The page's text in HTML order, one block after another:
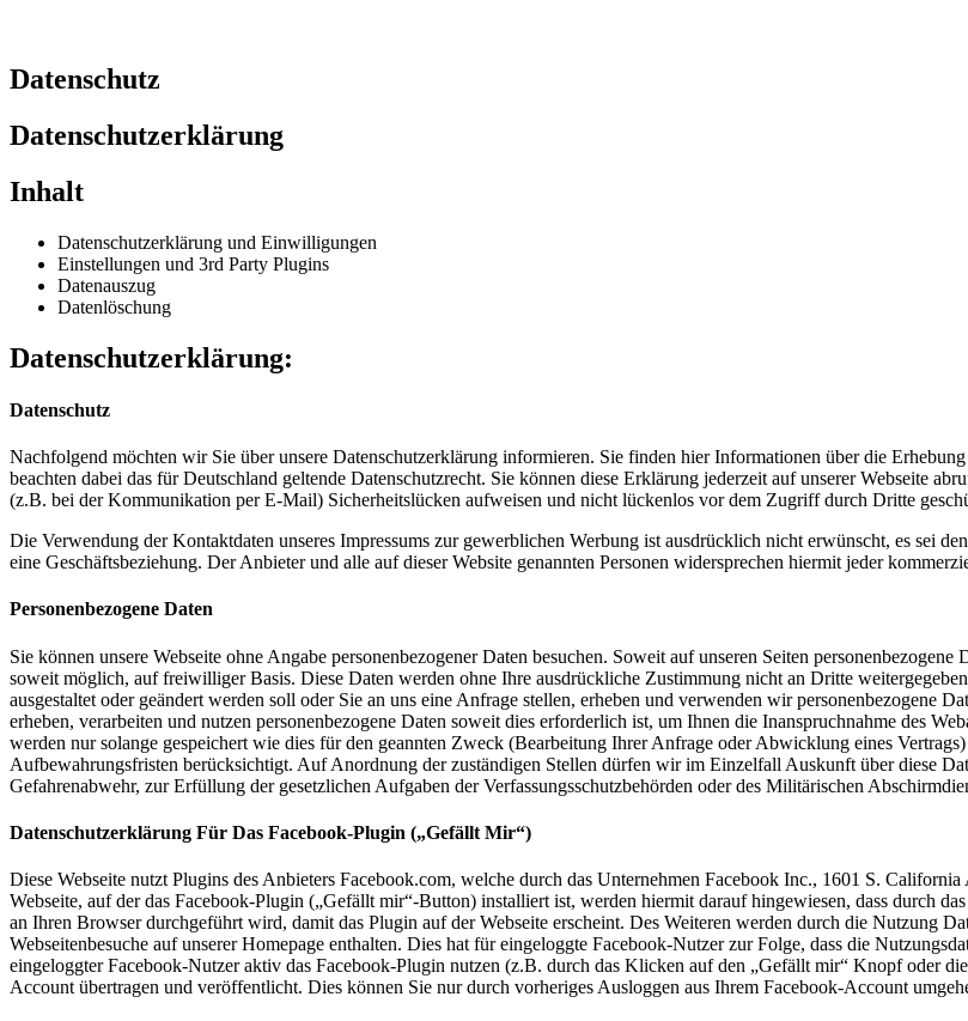
Datenschutz
Datenschutzerklärung
Inhalt
Datenschutzerklärung und Einwilligungen
Einstellungen und 3rd Party Plugins
Datenauszug
Datenlöschung
Datenschutzerklärung:
Datenschutz
Nachfolgend möchten wir Sie über unsere Datenschutzerklärung informieren. Sie finden hier Informationen über die
beachten dabei das für Deutschland geltende Datenschutzrecht. Sie können diese Erklärung jederzeit auf unserer Webseite
(z.B. bei der Kommunikation per E-Mail) Sicherheitslücken aufweisen und nicht lückenlos vor dem Zugriff durch Dritte
Die Verwendung der Kontaktdaten unseres Impressums zur gewerblichen Werbung ist ausdrücklich nicht erwünscht, es sei
eine Geschäftsbeziehung. Der Anbieter und alle auf dieser Website genannten Personen widersprechen hiermit jeder
Personenbezogene Daten
Sie können unsere Webseite ohne Angabe personenbezogener Daten besuchen. Soweit auf unseren Seiten
soweit möglich, auf freiwilliger Basis. Diese Daten werden ohne Ihre ausdrückliche Zustimmung nicht an Dritte
ausgestaltet oder geändert werden soll oder Sie an uns eine Anfrage stellen, erheben und verwenden wir personenbezogene
erheben, verarbeiten und nutzen personenbezogene Daten soweit dies erforderlich ist, um Ihnen die Inanspruchnahme des
werden nur solange gespeichert wie dies für den geannten Zweck (Bearbeitung Ihrer Anfrage oder Abwicklung eines
Aufbewahrungsfristen berücksichtigt. Auf Anordnung der zuständigen Stellen dürfen wir im Einzelfall Auskunft über diese
Gefahrenabwehr, zur Erfüllung der gesetzlichen Aufgaben der Verfassungsschutzbehörden oder des Militärischen
Datenschutzerklärung Für Das Facebook-Plugin („Gefällt Mir“)
Diese Webseite nutzt Plugins des Anbieters Facebook.com, welche durch das Unternehmen Facebook Inc., 1601 S.
Webseite, auf der das Facebook-Plugin („Gefällt mir“-Button) installiert ist, werden hiermit darauf hingewiesen, dass durch
an Ihren Browser durchgeführt wird, damit das Plugin auf der Webseite erscheint. Des Weiteren werden durch die Nutzung
Webseitenbesuche auf unserer Homepage enthalten. Dies hat für eingeloggte Facebook-Nutzer zur Folge, dass die
eingeloggter Facebook-Nutzer aktiv das Facebook-Plugin nutzen (z.B. durch das Klicken auf den „Gefällt mir“ Knopf oder
Account übertragen und veröffentlicht. Dies können Sie nur durch vorheriges Ausloggen aus Ihrem Facebook-Account